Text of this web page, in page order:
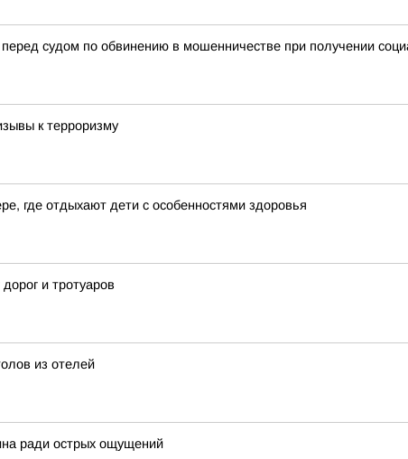
судом по обвинению в мошенничестве при получении
к терроризму
где отдыхают дети с особенностями здоровья
и тротуаров
из отелей
ради острых ощущений